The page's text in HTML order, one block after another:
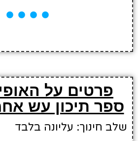
פרטים על
ספר תיכון עש
שלב חינוך: עליונה בלבד